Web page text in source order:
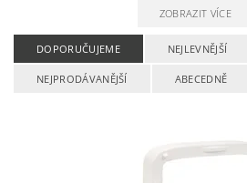
ZOBRAZIT VÍCE
DOPORUČUJEME NEJLEVNĚJŠÍ
NEJPRODÁVANĚJŠÍ ABECEDNĚ